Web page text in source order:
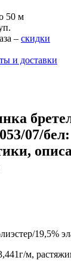
50 м
– скидки
и доставки
07/бел:
19,5%
м,